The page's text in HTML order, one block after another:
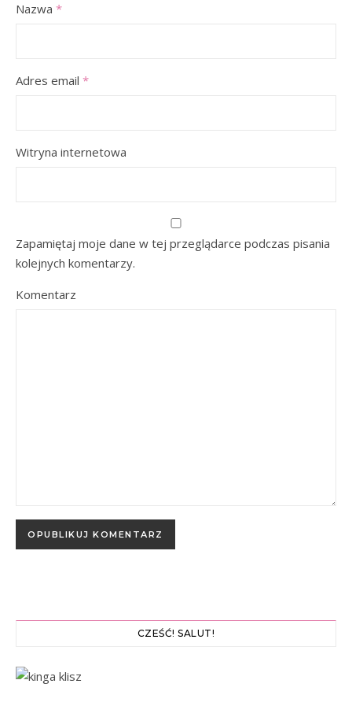
Nazwa *
Adres email *
Witryna internetowa
Zapamiętaj moje dane w tej przeglądarce podczas pisania
kolejnych komentarzy.
Komentarz
CZEŚĆ! SALUT!